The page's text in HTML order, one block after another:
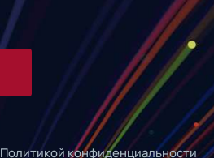
Политикой конфиденциальности